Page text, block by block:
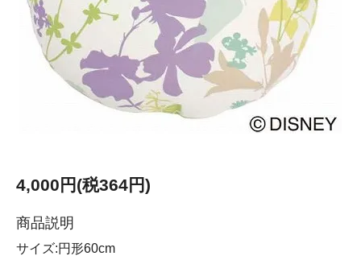
4,000円(税364円)
商品説明
サイズ:円形60cm